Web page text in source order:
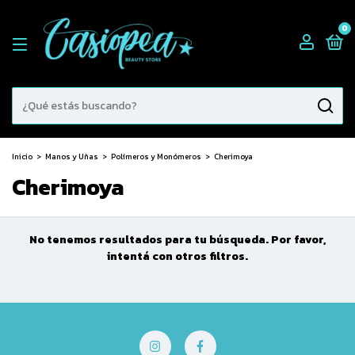
0
Inicio > Manos y Uñas > Polímeros y Monómeros > Cherimoya
Cherimoya
No tenemos resultados para tu búsqueda. Por favor,
intentá con otros filtros.